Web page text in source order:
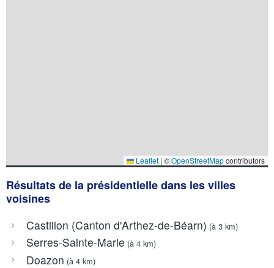
Leaflet | ©OpenStreetMapcontributors
Résultats de la présidentielle dans les villes
voisines
Castillon (Canton d'Arthez-de-Béarn) (à 3 km)
Serres-Sainte-Marie (à 4 km)
Doazon (à 4 km)